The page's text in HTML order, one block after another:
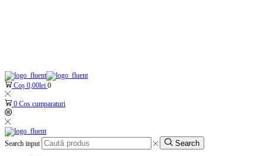
Coș 0,00lei 0
0 Cos cumparaturi
Search input Search